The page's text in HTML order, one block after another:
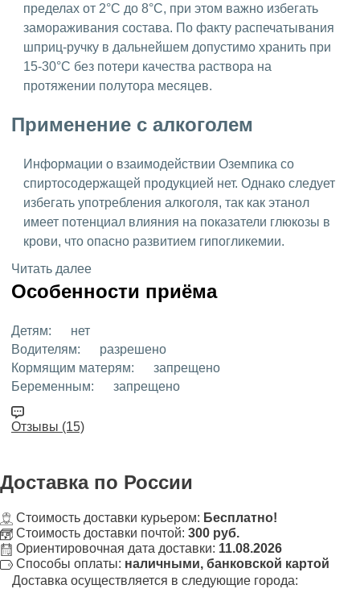
пределах от 2°C до 8°C, при этом важно избегать
замораживания состава. По факту распечатывания
шприц-ручку в дальнейшем допустимо хранить при
15-30°C без потери качества раствора на
протяжении полутора месяцев.
Применение с алкоголем
Информации о взаимодействии Оземпика со
спиртосодержащей продукцией нет. Однако следует
избегать употребления алкоголя, так как этанол
имеет потенциал влияния на показатели глюкозы в
крови, что опасно развитием гипогликемии.
Читать далее
Особенности приёма
Детям:
нет
Водителям:
разрешено
Кормящим матерям:
запрещено
Беременным:
запрещено
Отзывы (15)
Доставка по России
Стоимость доставки курьером: Бесплатно!
Стоимость доставки почтой: 300 руб.
Ориентировочная дата доставки: 11.08.2026
Способы оплаты: наличными, банковской картой
Доставка осуществляется в следующие города: